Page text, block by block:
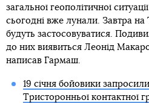
загальної геополітичної
сьогодні вже лунали. Завтра
будуть застосовуватися.
до них виявиться Леонід
написав Гармаш.
19 січня бойовики
Тристоронньої контактної